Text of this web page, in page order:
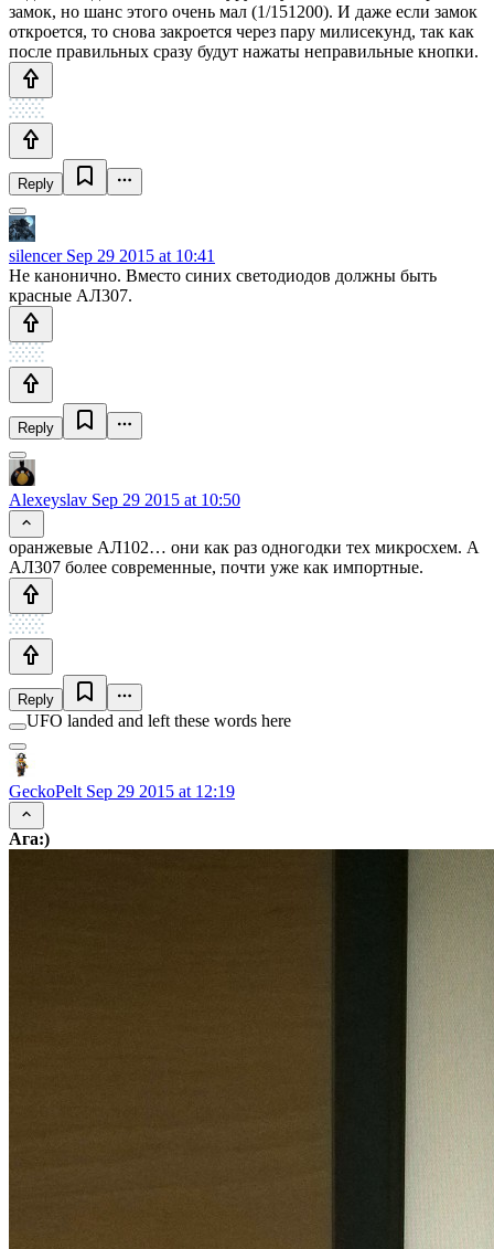
замок, но шанс этого очень мал (1/151200). И даже если замок
откроется, то снова закроется через пару милисекунд, так как
после правильных сразу будут нажаты неправильные кнопки.
Reply
silencerSep 29 2015 at 10:41
Не канонично. Вместо синих светодиодов должны быть
красные АЛ307.
Reply
Alexeyslav Sep 29 2015 at 10:50
оранжевые АЛ102… они как раз одногодки тех микросхем. А
АЛ307 более современные, почти уже как импортные.
Reply
UFO landed and left these words here
GeckoPelt Sep 29 2015 at 12:19
Ага:)